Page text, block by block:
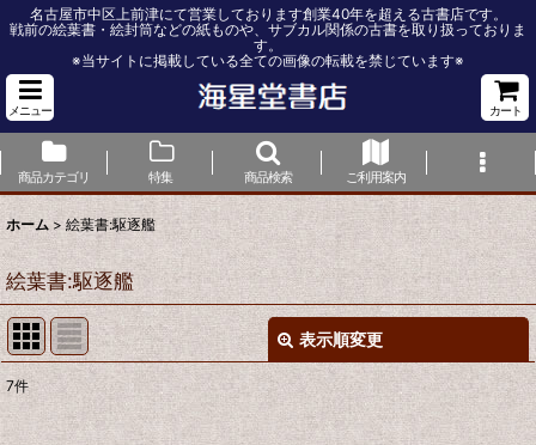
名古屋市中区上前津にて営業しております創業40年を超える古書店です。
戦前の絵葉書・絵封筒などの紙ものや、サブカル関係の古書を取り扱っておりま
す。
※当サイトに掲載している全ての画像の転載を禁じています※
メニュー カート
商品カテゴリ 特集 商品検索 ご利用案内
ホーム > 絵葉書:駆逐艦
絵葉書:駆逐艦
表示順変更
表示数 :
7件